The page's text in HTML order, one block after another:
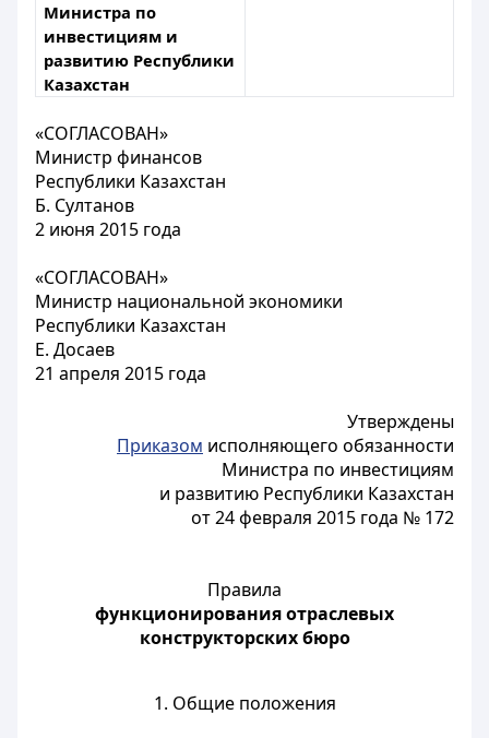
Министра по
инвестициям и
развитию Республики
Казахстан
«СОГЛАСОВАН»
Министр финансов
Республики Казахстан
Б. Султанов
2 июня 2015 года
«СОГЛАСОВАН»
Министр национальной экономики
Республики Казахстан
Е. Досаев
21 апреля 2015 года
Утверждены
Приказом исполняющего обязанности
Министра по инвестициям
и развитию Республики Казахстан
от 24 февраля 2015 года № 172
Правила
функционирования отраслевых
конструкторских бюро
1. Общие положения